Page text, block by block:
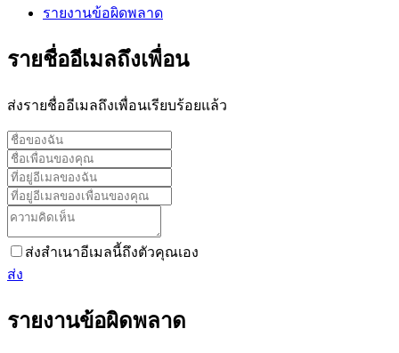
รายงานข้อผิดพลาด
รายชื่ออีเมลถึงเพื่อน
ส่งรายชื่ออีเมลถึงเพื่อนเรียบร้อยแล้ว
ส่งสำเนาอีเมลนี้ถึงตัวคุณเอง
ส่ง
รายงานข้อผิดพลาด